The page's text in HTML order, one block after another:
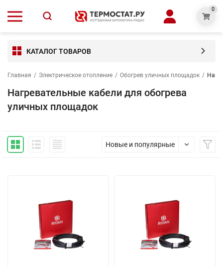
0
КАТАЛОГ ТОВАРОВ
Главная / Электрическое отопление / Обогрев уличных площадок /
Нагревательные кабели для обогрева
уличных площадок
Новые и популярные